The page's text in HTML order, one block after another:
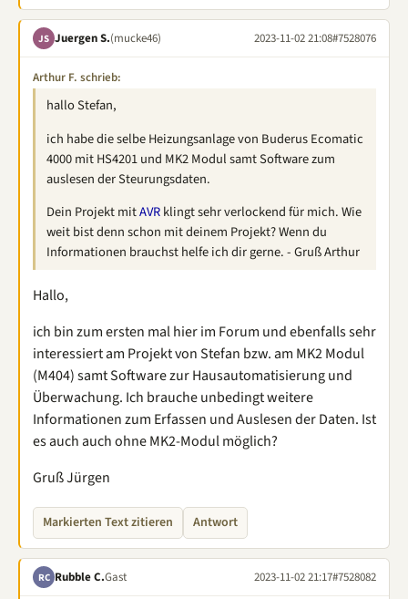
JS Juergen S.(mucke46) 2023-11-02 21:08#7528076
Arthur F. schrieb:
hallo Stefan,
ich habe die selbe Heizungsanlage von Buderus Ecomatic
4000 mit HS4201 und MK2 Modul samt Software zum
auslesen der Steurungsdaten.
Dein Projekt mitAVRklingt sehr verlockend für mich. Wie
weit bist denn schon mit deinem Projekt? Wenn du
Informationen brauchst helfe ich dir gerne. - Gruß Arthur
Hallo,
ich bin zum ersten mal hier im Forum und ebenfalls sehr
interessiert am Projekt von Stefan bzw. am MK2 Modul
(M404) samt Software zur Hausautomatisierung und
Überwachung. Ich brauche unbedingt weitere
Informationen zum Erfassen und Auslesen der Daten. Ist
es auch auch ohne MK2-Modul möglich?
Gruß Jürgen
Markierten Text zitieren Antwort
RC Rubble C.Gast 2023-11-02 21:17#7528082